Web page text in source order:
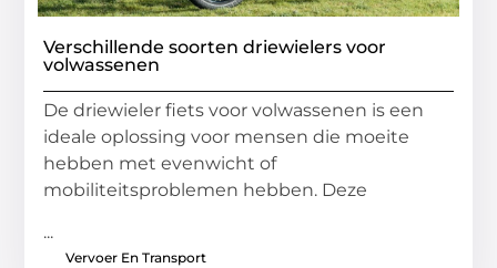
Verschillende soorten driewielers voor
volwassenen
De driewieler fiets voor volwassenen is een
ideale oplossing voor mensen die moeite
hebben met evenwicht of
mobiliteitsproblemen hebben. Deze
...
Vervoer En Transport